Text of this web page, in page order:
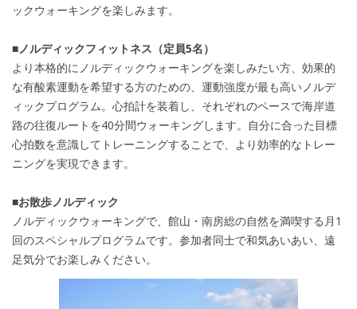
ックウォーキングを楽しみます。
■ノルディックフィットネス（定員5名）
より本格的にノルディックウォーキングを楽しみたい方、効果的
な有酸素運動を希望する方のための、運動強度が最も高いノルデ
ィックプログラム。心拍計を装着し、それぞれのペースで海岸道
路の往復ルートを40分間ウォーキングします。自分に合った目標
心拍数を意識してトレーニングすることで、より効率的なトレー
ニングを実現できます。
■お散歩ノルディック
ノルディックウォーキングで、館山・南房総の自然を満喫する月1
回のスペシャルプログラムです。参加者同士で和気あいあい、遠
足気分でお楽しみください。